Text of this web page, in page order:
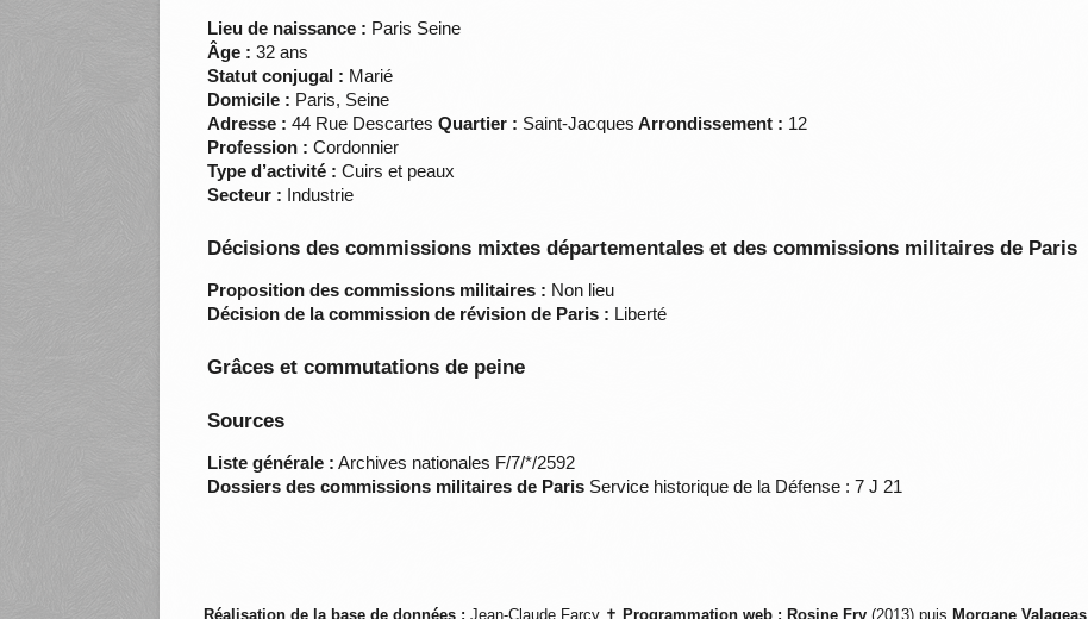
Lieu de naissance : Paris Seine
Âge : 32 ans
Statut conjugal : Marié
Domicile : Paris, Seine
Adresse : 44 Rue DescartesQuartier : Saint-Jacques Arrondissement : 12
Profession : Cordonnier
Type d’activité : Cuirs et peaux
Secteur : Industrie
Décisions des commissions mixtes départementales et des commissions militaires de Paris
Proposition des commissions militaires : Non lieu
Décision de la commission de révision de Paris : Liberté
Grâces et commutations de peine
Sources
Liste générale : Archives nationales F/7/*/2592
Dossiers des commissions militaires de Paris Service historique de la Défense : 7 J 21
Réalisation de la base de données : Jean-Claude Farcy ✝ Programmation web : Rosine Fry (2013) puis Morgane Valageas